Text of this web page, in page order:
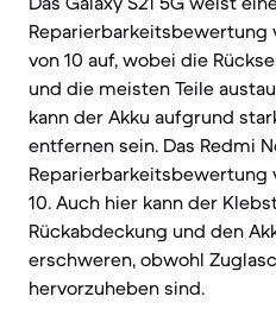
Reparierbarkeitsbewertung
von 10 auf, wobei die
und die meisten Teile
kann der Akku aufgrund
entfernen sein. Das Redmi
Reparierbarkeitsbewertung
10. Auch hier kann der
Rückabdeckung und den
erschweren, obwohl
hervorzuheben sind.